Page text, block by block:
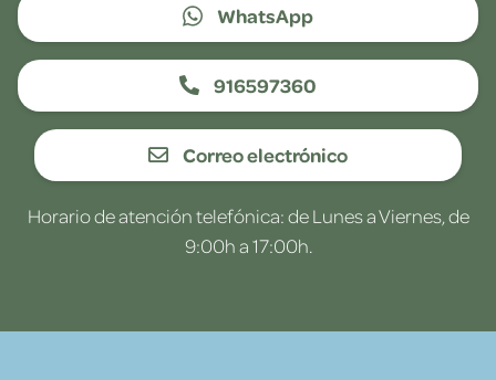
WhatsApp
916597360
Correo electrónico
Horario de atención telefónica: de Lunes a Viernes, de
9:00h a 17:00h.